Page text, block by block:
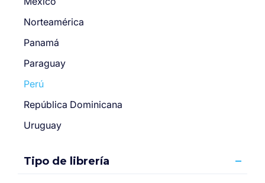
Norteamérica
Panamá
Paraguay
Perú
República Dominicana
Uruguay
Tipo de librería